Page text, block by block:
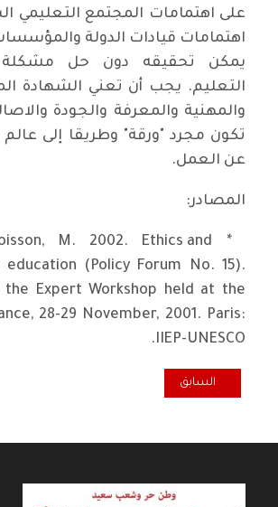
على اهتمامات المجتمع التعليمي
اهتمامات قيادات الدولة
يمكن تحقيقه دون حل مشكلة
التعليم. يجب أن تعني الشهادة
والمهنية والمعرفة والجودة
تكون مجرد "ورقة" وطريقا إلى
عن العمل.
المصادر:
M. 2002. Ethics and
(Policy Forum No. 15).
the Expert Workshop held at the
28-29 November, 2001. Paris:
IIEP-UNESCO.
المقال السابق: الانتخابات البرلمانية العراقية
السابق